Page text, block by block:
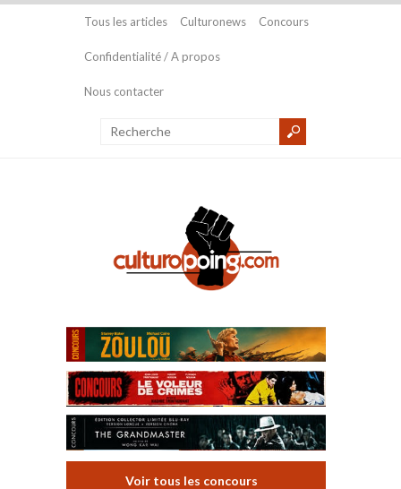
Tous les articles Culturonews Concours
Confidentialité / A propos
Nous contacter
Voir tous les concours